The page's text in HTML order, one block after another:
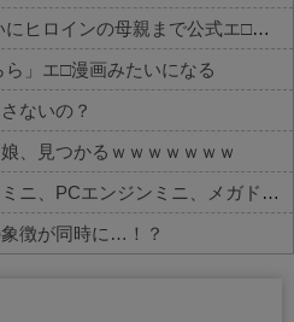
【画像】 『俺ガイル』、ついにヒロインの母親まで公式エ□グッズが出てしまう
ら」エ□漫画みたいになる
ないの？
、見つかるｗｗｗｗｗｗｗ
ファミコンミニ、スーファミミニ、PCエンジンミニ、メガドラミニ、ネオジオミニ
象徴が同時に…！？